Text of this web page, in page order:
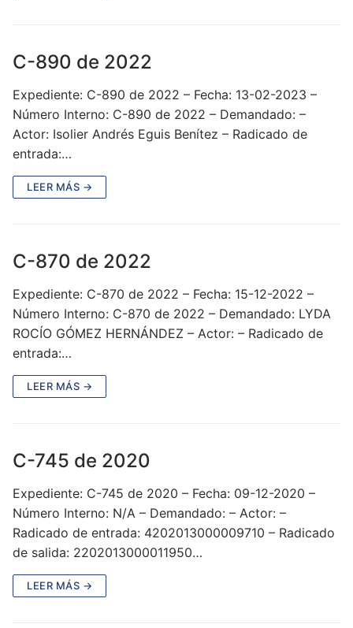
C-890 de 2022
Expediente: C-890 de 2022 – Fecha: 13-02-2023 –
Número Interno: C-890 de 2022 – Demandado: –
Actor: Isolier Andrés Eguis Benítez – Radicado de
entrada:…
LEER MÁS →
C-870 de 2022
Expediente: C-870 de 2022 – Fecha: 15-12-2022 –
Número Interno: C-870 de 2022 – Demandado: LYDA
ROCÍO GÓMEZ HERNÁNDEZ – Actor: – Radicado de
entrada:…
LEER MÁS →
C-745 de 2020
Expediente: C-745 de 2020 – Fecha: 09-12-2020 –
Número Interno: N/A – Demandado: – Actor: –
Radicado de entrada: 4202013000009710 – Radicado
de salida: 2202013000011950…
LEER MÁS →